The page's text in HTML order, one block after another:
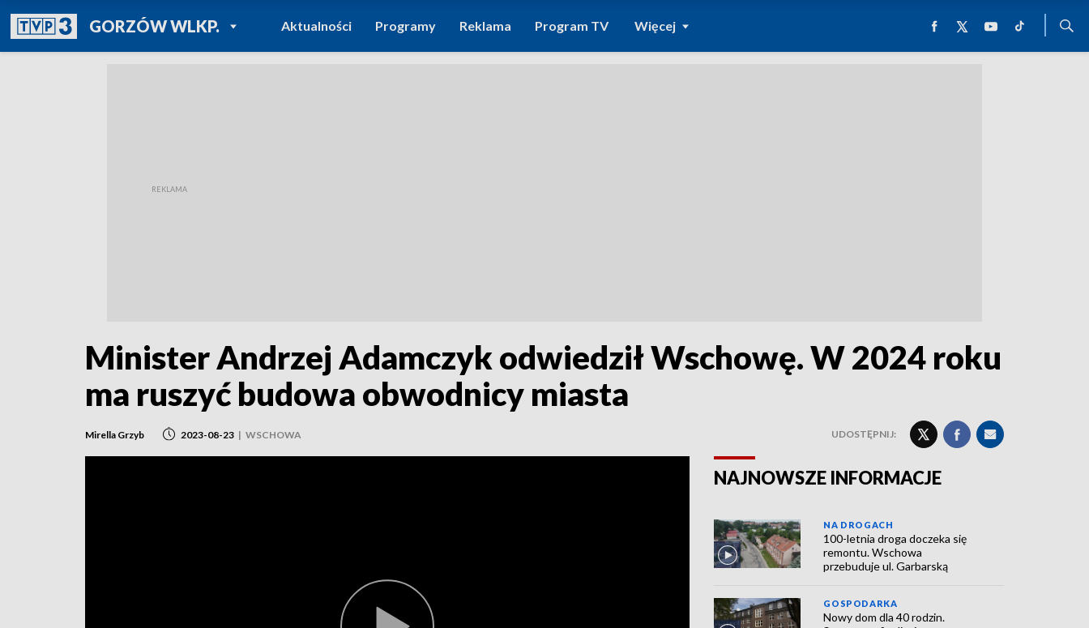
GORZÓW WLKP.POWRÓT DO
TVP REGIONY
Aktualności Programy Reklama Program TV Więcej
Minister Andrzej Adamczyk odwiedził Wschowę. W 2024 roku
ma ruszyć budowa obwodnicy miasta
Mirella Grzyb 2023-08-23 | WSCHOWA UDOSTĘPNIJ:
NAJNOWSZE INFORMACJE
NA DROGACH
100-letnia droga doczeka się
remontu. Wschowa
przebuduje ul. Garbarską
GOSPODARKA
Nowy dom dla 40 rodzin.